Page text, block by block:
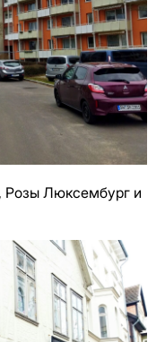
Розы Люксембург и